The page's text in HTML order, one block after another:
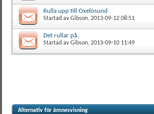
Rulla upp till Oxelösund
Startad avGibson, 2013-09-12 08:51
Det rullar på.
Startad avGibson, 2013-09-10 11:49
Alternativ för ämnesvisning